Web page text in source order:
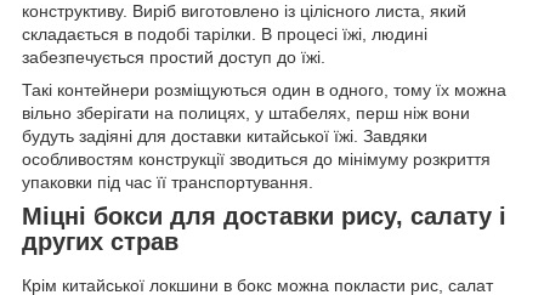
конструктиву. Виріб виготовлено із цілісного листа, який
складається в подобі тарілки. В процесі їжі, людині
забезпечується простий доступ до їжі.
Такі контейнери розміщуються один в одного, тому їх можна
вільно зберігати на полицях, у штабелях, перш ніж вони
будуть задіяні для доставки китайської їжі. Завдяки
особливостям конструкції зводиться до мінімуму розкриття
упаковки під час її транспортування.
Міцні бокси для доставки рису, салату і
других страв
Крім китайської локшини в бокс можна покласти рис, салат